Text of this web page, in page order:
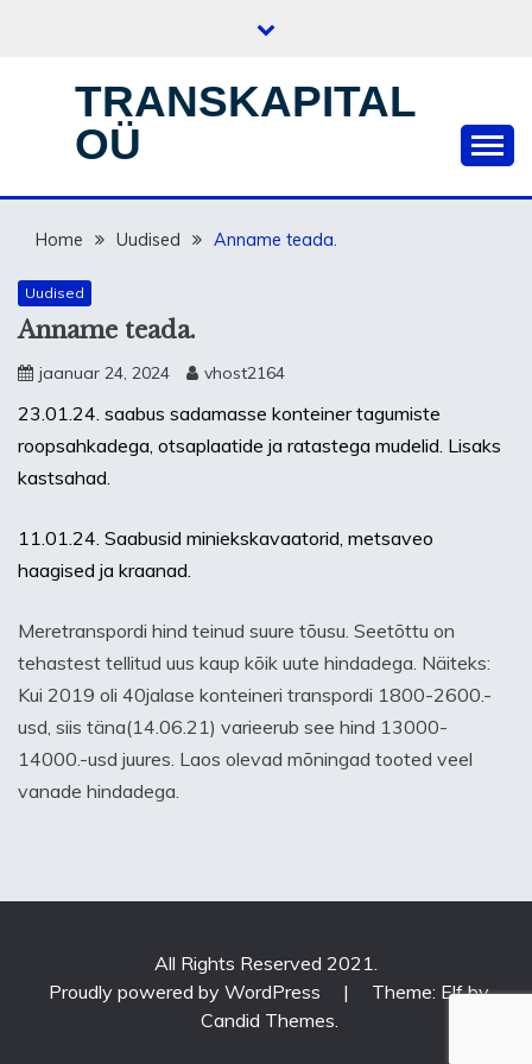
TRANSKAPITAL
OÜ
Home Uudised Anname teada.
Uudised
Anname teada.
jaanuar 24, 2024 vhost2164
23.01.24. saabus sadamasse konteiner tagumiste
roopsahkadega, otsaplaatide ja ratastega mudelid. Lisaks
kastsahad.
11.01.24. Saabusid miniekskavaatorid, metsaveo
haagised ja kraanad.
Meretranspordi hind teinud suure tõusu. Seetõttu on
tehastest tellitud uus kaup kõik uute hindadega. Näiteks:
Kui 2019 oli 40jalase konteineri transpordi 1800-2600.-
usd, siis täna(14.06.21) varieerub see hind 13000-
14000.-usd juures. Laos olevad mõningad tooted veel
vanade hindadega.
All Rights Reserved 2021.
Proudly powered by WordPress
|
Theme: Elf by
Candid Themes.